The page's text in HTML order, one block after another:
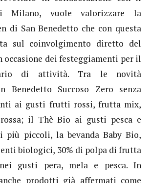
Milano, vuole valorizzare la
di San Benedetto che con questa
sul coinvolgimento diretto del
occasione dei festeggiamenti per il
di attività. Tra le novità
Benedetto Succoso Zero senza
ai gusti frutti rossi, frutta mix,
il Thè Bio ai gusti pesca e
più piccoli, la bevanda Baby Bio,
biologici, 30% di polpa di frutta
gusti pera, mela e pesca. In
prodotti già affermati come